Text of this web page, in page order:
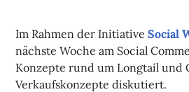
Im Rahmen der InitiativeSocial
nächste Woche am Social
Konzepte rund um Longtail und
Verkaufskonzepte diskutiert.